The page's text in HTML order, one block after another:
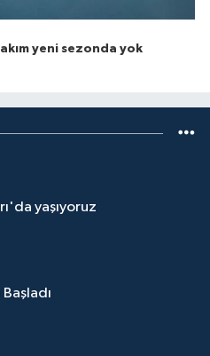
yeni sezonda yok
yaşıyoruz
Başladı